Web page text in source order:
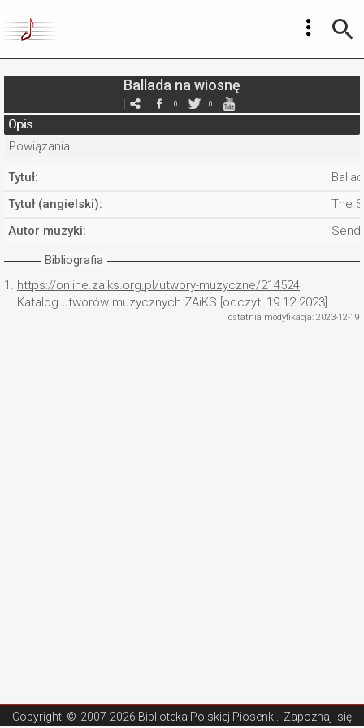
Ballada na wiosnę
0 0
Opis
Powiązania
Tytuł:
Tytuł (angielski):
The
Autor muzyki:
Bibliografia
1. https://online.zaiks.org.pl/utwory-muzyczne/214524
Katalog utworów muzycznych ZAiKS [odczyt: 19.12.2023].
ostatnia modyfikacja: 2023-12-19
Copyright © 2007-2026 Biblioteka Polskiej Piosenki . Zapoznaj się